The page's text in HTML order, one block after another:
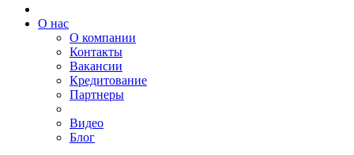
О нас
О компании
Контакты
Вакансии
Кредитование
Партнеры
Видео
Блог